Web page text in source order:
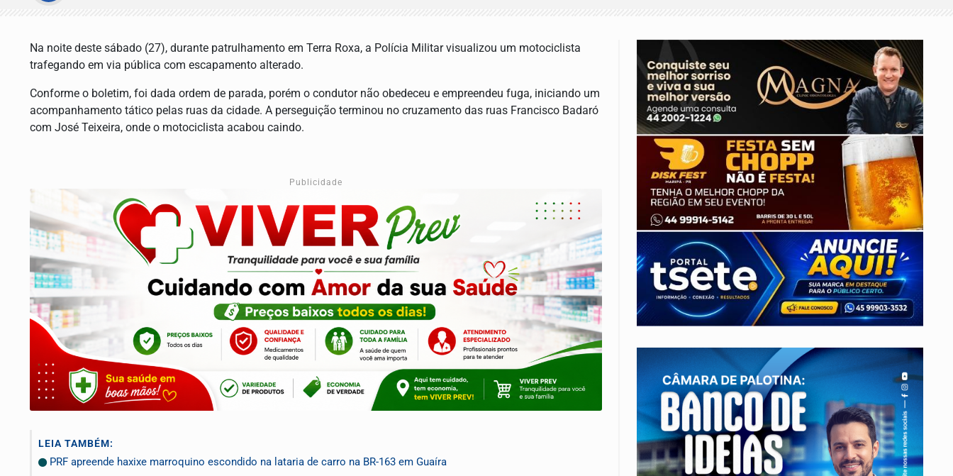
Na noite deste sábado (27), durante patrulhamento em Terra Roxa, a Polícia Militar visualizou um motociclista
trafegando em via pública com escapamento alterado.
Conforme o boletim, foi dada ordem de parada, porém o condutor não obedeceu e empreendeu fuga, iniciando um
acompanhamento tático pelas ruas da cidade. A perseguição terminou no cruzamento das ruas Francisco Badaró
com José Teixeira, onde o motociclista acabou caindo.
Publicidade
LEIA TAMBÉM:
PRF apreende haxixe marroquino escondido na lataria de carro na BR-163 em Guaíra